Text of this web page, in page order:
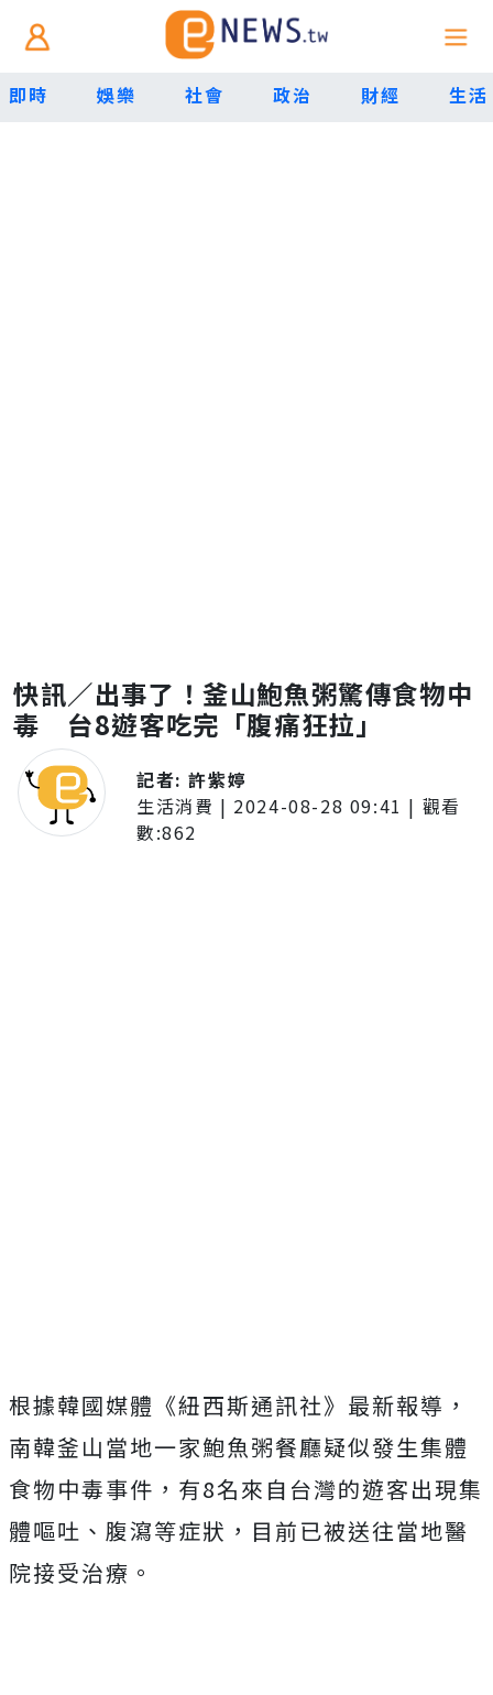
即時 娛樂 社會 政治 財經 生活
快訊／出事了！釜山鮑魚粥驚傳食物中
毒 台8遊客吃完「腹痛狂拉」
記者:許紫婷
生活消費 | 2024-08-28 09:41 | 觀看
數:862
根據韓國媒體《紐西斯通訊社》最新報導，
南韓釜山當地一家鮑魚粥餐廳疑似發生集體
食物中毒事件，有8名來自台灣的遊客出現集
體嘔吐、腹瀉等症狀，目前已被送往當地醫
院接受治療。